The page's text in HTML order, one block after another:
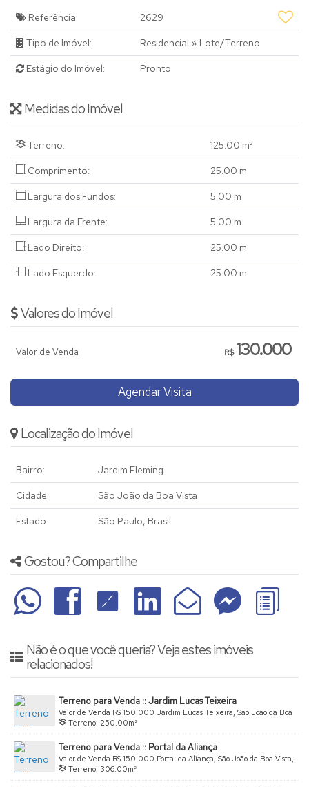
Referência: 2629
Tipo de Imóvel: Residencial » Lote/Terreno
Estágio do Imóvel: Pronto
Medidas do Imóvel
Terreno: 125.00 m²
Comprimento: 25.00 m
Largura dos Fundos: 5.00 m
Largura da Frente: 5.00 m
Lado Direito: 25.00 m
Lado Esquerdo: 25.00 m
Valores do Imóvel
R$130.000
Valor de Venda
Agendar Visita
Localização do Imóvel
Bairro: Jardim Fleming
Cidade: São João da Boa Vista
Estado: São Paulo, Brasil
Gostou? Compartilhe
Não é o que você queria? Veja estes imóveis
relacionados!
Terreno para Venda :: Jardim Lucas Teixeira
R$ 150.000
Valor de Venda
Jardim Lucas Teixeira, São João da Boa
Vista, São Paulo, Brasil
Terreno: 250.00m²
Terreno para Venda :: Portal da Aliança
R$ 150.000
Valor de Venda
Portal da Aliança, São João da Boa Vista,
São Paulo, Brasil
Terreno: 306.00m²